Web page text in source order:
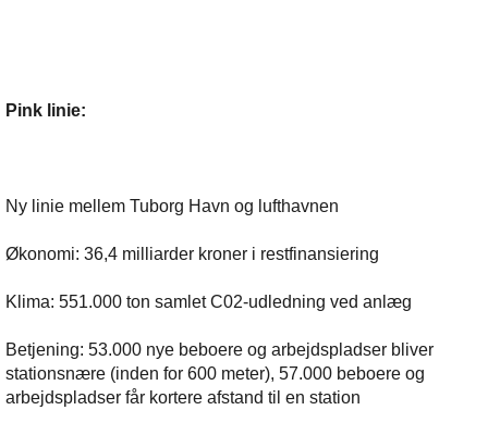
Pink linie:
Ny linie mellem Tuborg Havn og lufthavnen
Økonomi: 36,4 milliarder kroner i restfinansiering
Klima: 551.000 ton samlet C02-udledning ved anlæg
Betjening: 53.000 nye beboere og arbejdspladser bliver
stationsnære (inden for 600 meter), 57.000 beboere og
arbejdspladser får kortere afstand til en station